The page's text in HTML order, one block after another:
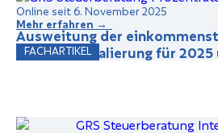
FACHARTIKEL
Online seit 6. November 2025
Ausweitung der
Basispauschalierung für
Mehr erfahren →